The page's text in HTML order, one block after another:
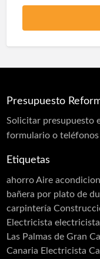
Pladur
Protección en
Protección
Puertas acústicas
Revestimiento
Carpinterias
Acero Inoxidable
Acero Cortén
Bandejas Acero
Presupuesto
Solicitar presupuesto
formulario o
Etiquetas
ahorro Aire
bañera por plato de
carpintería
Electricista
Las Palmas de Gran
Canaria Electricista